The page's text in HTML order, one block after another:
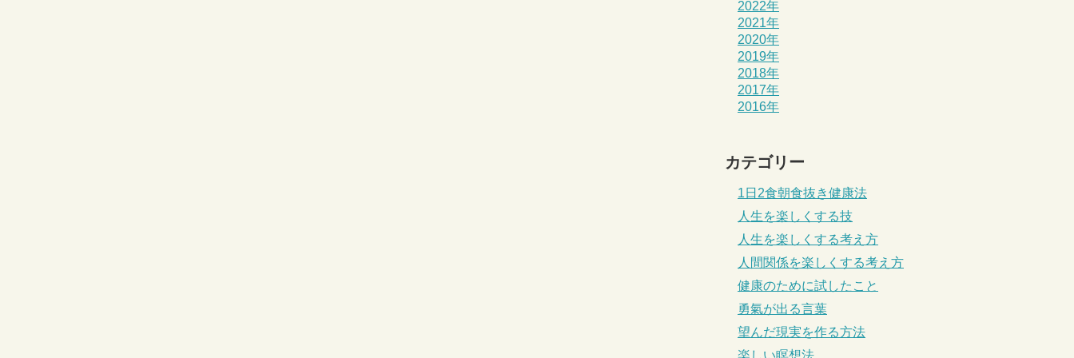
2022年
2021年
2020年
2019年
2018年
2017年
2016年
カテゴリー
1日2食朝食抜き健康法
人生を楽しくする技
人生を楽しくする考え方
人間関係を楽しくする考え方
健康のために試したこと
勇氣が出る言葉
望んだ現実を作る方法
楽しい瞑想法